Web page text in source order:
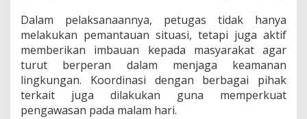
g
u
a
n
a
m
t
Dalam pelaksanaannya, petugas tidak hanya
melakukan pemantauan situasi, tetapi juga aktif
memberikan imbauan kepada masyarakat agar
turut berperan dalam menjaga keamanan
lingkungan. Koordinasi dengan berbagai pihak
terkait juga dilakukan guna memperkuat
pengawasan pada malam hari.